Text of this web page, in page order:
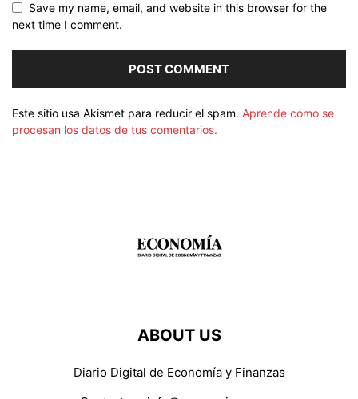
Save my name, email, and website in this browser for the
next time I comment.
Este sitio usa Akismet para reducir el spam. Aprende cómo se
procesan los datos de tus comentarios.
ABOUT US
Diario Digital de Economía y Finanzas